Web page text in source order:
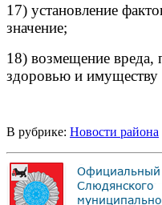
17) установление
значение;
18) возмещение вреда,
здоровью и имуществу
В рубрике: Новости района